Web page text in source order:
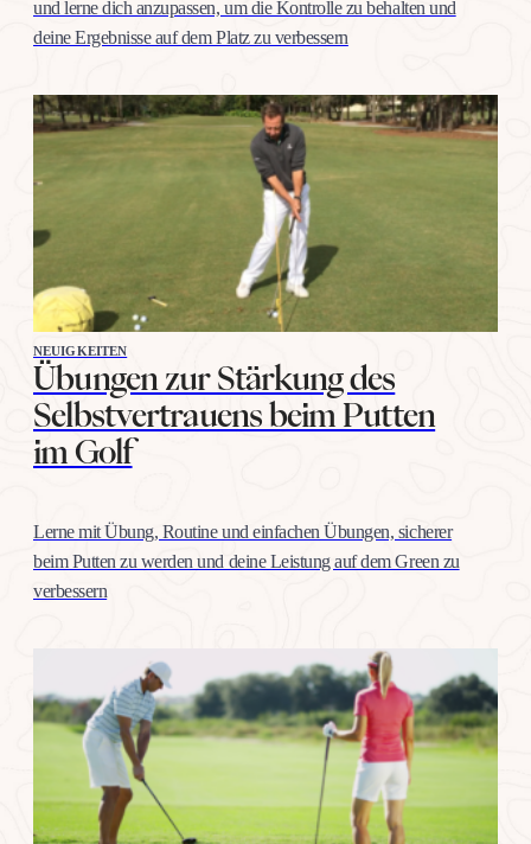
und lerne dich anzupassen, um die Kontrolle zu behalten und
deine Ergebnisse auf dem Platz zu verbessern
NEUIGKEITEN
Übungen zur Stärkung des
Selbstvertrauens beim Putten
im Golf
Lerne mit Übung, Routine und einfachen Übungen, sicherer
beim Putten zu werden und deine Leistung auf dem Green zu
verbessern